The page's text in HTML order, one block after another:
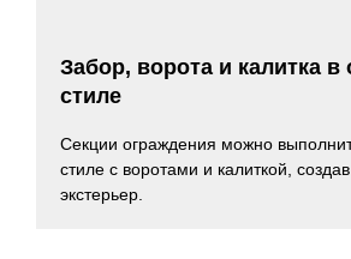
Забор, ворота и калитка в
стиле
Секции ограждения можно
стиле с воротами и калиткой,
экстерьер.